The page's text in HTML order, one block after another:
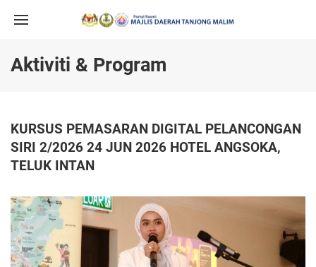
Aktiviti & Program
KURSUS PEMASARAN DIGITAL PELANCONGAN
SIRI 2/2026 24 JUN 2026 HOTEL ANGSOKA,
TELUK INTAN